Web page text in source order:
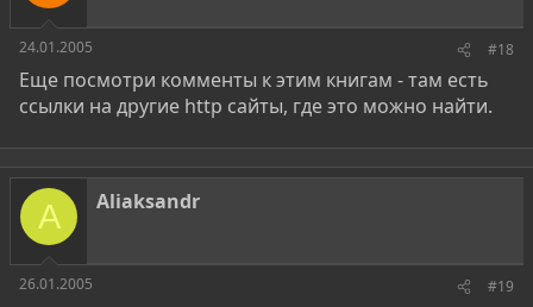
24.01.2005 #18
Еще посмотри комменты к этим книгам - там есть
ссылки на другие http сайты, где это можно найти.
A Aliaksandr
26.01.2005 #19